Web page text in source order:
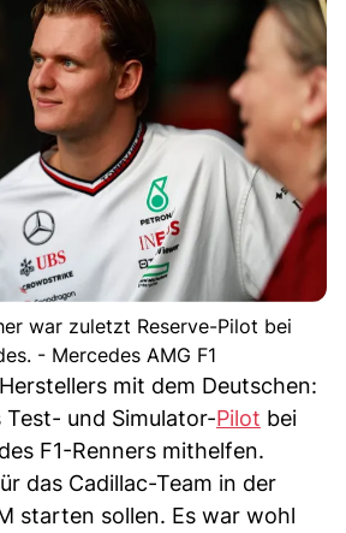
war zuletzt Reserve-Pilot bei
- Mercedes AMG F1
mit dem Deutschen:
Test- und Simulator-Pilot bei
F1-Renners mithelfen.
das Cadillac-Team in der
starten sollen. Es war wohl